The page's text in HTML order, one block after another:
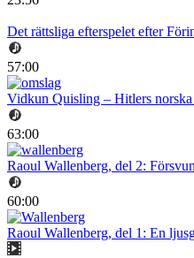
Det rättsliga efterspelet efter
57:00
Vidkun Quisling – Hitlers norska
63:00
Raoul Wallenberg, del 2:
60:00
Raoul Wallenberg, del 1: En